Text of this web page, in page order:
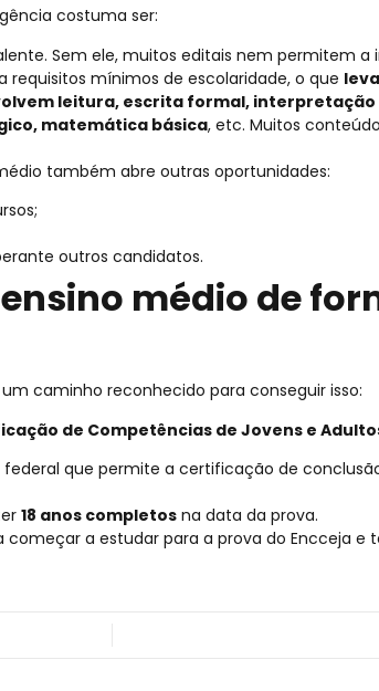
costuma ser:
Sem ele, muitos editais nem permitem a
requisitos mínimos de escolaridade, o que
leitura, escrita formal, interpretação
matemática básica, etc. Muitos
também abre outras oportunidades:
outros candidatos.
médio de
caminho reconhecido para conseguir isso:
de Competências de Jovens e
que permite a certificação de
18 anos completos na data da prova.
a estudar para a prova do Encceja e